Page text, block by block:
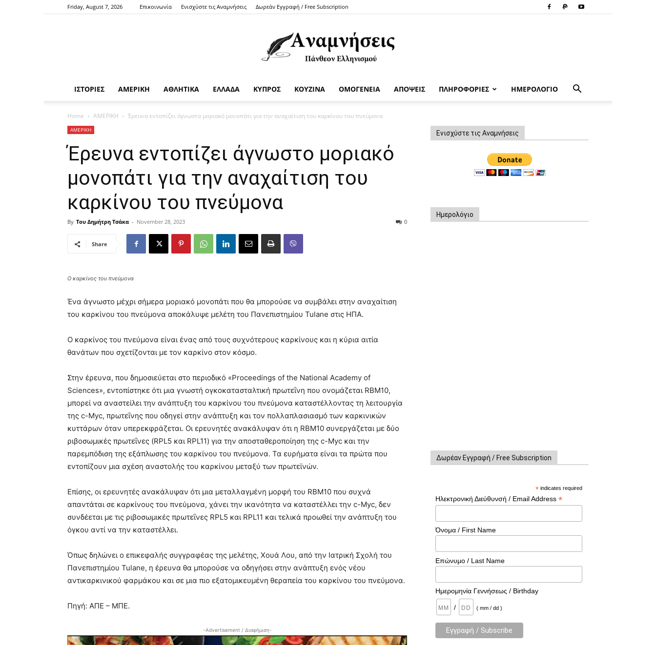
Friday, August 7, 2026 Επικοινωνία Ενισχύστε τις Αναμνήσεις Δωρεάν Εγγραφή / Free Subscription
ΙΣΤΟΡΙΕΣ ΑΜΕΡΙΚΗ ΑΘΛΗΤΙΚΑ ΕΛΛΑΔΑ ΚΥΠΡΟΣ ΚΟΥΖΙΝΑ ΟΜΟΓΕΝΕΙΑ ΑΠΟΨΕΙΣ ΠΛΗΡΟΦΟΡΙΕΣ ΗΜΕΡΟΛΟΓΙΟ
Home ΑΜΕΡΙΚΗ Έρευνα εντοπίζει άγνωστο μοριακό μονοπάτι για την αναχαίτιση του καρκίνου του πνεύμονα
ΑΜΕΡΙΚΗ
Έρευνα εντοπίζει άγνωστο μοριακό
μονοπάτι για την αναχαίτιση του
καρκίνου του πνεύμονα
By Του Δημήτρη Τσάκα - November 28, 2023 0
Share
Ο καρκίνος του πνεύμονα
Ένα άγνωστο μέχρι σήμερα μοριακό μονοπάτι που θα μπορούσε να συμβάλει στην αναχαίτιση
του καρκίνου του πνεύμονα αποκάλυψε μελέτη του Πανεπιστημίου Tulane στις ΗΠΑ.
Ο καρκίνος του πνεύμονα είναι ένας από τους συχνότερους καρκίνους και η κύρια αιτία
θανάτων που σχετίζονται με τον καρκίνο στον κόσμο.
Στην έρευνα, που δημοσιεύεται στο περιοδικό «Proceedings of the National Academy of
Sciences», εντοπίστηκε ότι μια γνωστή ογκοκατασταλτική πρωτεΐνη που ονομάζεται RBM10,
μπορεί να αναστείλει την ανάπτυξη του καρκίνου του πνεύμονα καταστέλλοντας τη λειτουργία
της c-Myc, πρωτεΐνης που οδηγεί στην ανάπτυξη και τον πολλαπλασιασμό των καρκινικών
κυττάρων όταν υπερεκφράζεται. Οι ερευνητές ανακάλυψαν ότι η RBM10 συνεργάζεται με δύο
ριβοσωμικές πρωτεΐνες (RPL5 και RPL11) για την αποσταθεροποίηση της c-Myc και την
παρεμπόδιση της εξάπλωσης του καρκίνου του πνεύμονα. Τα ευρήματα είναι τα πρώτα που
εντοπίζουν μια σχέση αναστολής του καρκίνου μεταξύ των πρωτεϊνών.
Επίσης, οι ερευνητές ανακάλυψαν ότι μια μεταλλαγμένη μορφή του RBM10 που συχνά
απαντάται σε καρκίνους του πνεύμονα, χάνει την ικανότητα να καταστέλλει την c-Myc, δεν
συνδέεται με τις ριβοσωμικές πρωτεΐνες RPL5 και RPL11 και τελικά προωθεί την ανάπτυξη του
όγκου αντί να την καταστέλλει.
Όπως δηλώνει ο επικεφαλής συγγραφέας της μελέτης, Χουά Λου, από την Ιατρική Σχολή του
Πανεπιστημίου Tulane, η έρευνα θα μπορούσε να οδηγήσει στην ανάπτυξη ενός νέου
αντικαρκινικού φαρμάκου και σε μια πιο εξατομικευμένη θεραπεία του καρκίνου του πνεύμονα.
Πηγή: ΑΠΕ – ΜΠΕ.
-Advertisement / Διαφήμιση-
Ενισχύστε τις Αναμνήσεις
Ημερολόγιο
Δωρέαν Εγγραφή / Free Subscription
* indicates required
Ηλεκτρονική Διεύθυνσή / Email Address *
Όνομα / First Name
Επώνυμο / Last Name
Ημερομηνία Γεννήσεως / Birthday
/ ( mm / dd )